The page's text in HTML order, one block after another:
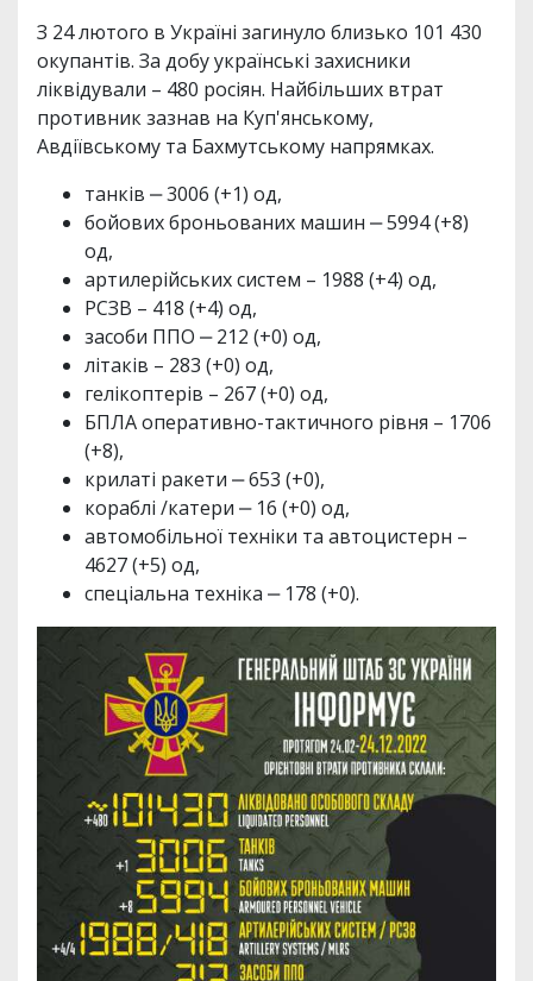
З 24 лютого в Україні загинуло близько 101 430
окупантів. За добу українські захисники
ліквідували – 480 росіян. Найбільших втрат
противник зазнав на Куп'янському,
Авдіївському та Бахмутському напрямках.
танків ‒ 3006 (+1) од,
бойових броньованих машин ‒ 5994 (+8)
од,
артилерійських систем – 1988 (+4) од,
РСЗВ – 418 (+4) од,
засоби ППО ‒ 212 (+0) од,
літаків – 283 (+0) од,
гелікоптерів – 267 (+0) од,
БПЛА оперативно-тактичного рівня – 1706
(+8),
крилаті ракети ‒ 653 (+0),
кораблі /катери ‒ 16 (+0) од,
автомобільної техніки та автоцистерн –
4627 (+5) од,
спеціальна техніка ‒ 178 (+0).